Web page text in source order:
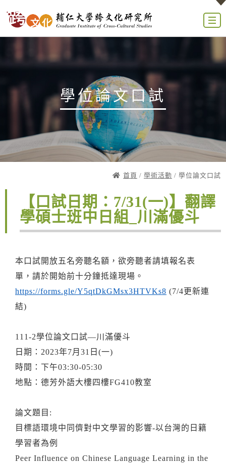
學位論文口試
首頁 / 學術活動 / 學位論文口試
【口試日期：7/31(一)】翻譯
學碩士班中日組_川滿優斗
本口試開放五名旁聽名額，欲旁聽者請填報名表
單，請於開始前十分鐘抵達現場。
https://forms.gle/Y5qtDkGMsx3HTVKs8 (7/4更新連
結)
111-2學位論文口試—川滿優斗
日期：2023年7月31日(一)
時間：下午03:30-05:30
地點：德芳外語大樓四樓FG410教室
論文題目:
目標語環境中同儕對中文學習的影響-以台灣的日籍
學習者為例
Peer Influence on Chinese Language Learning in the